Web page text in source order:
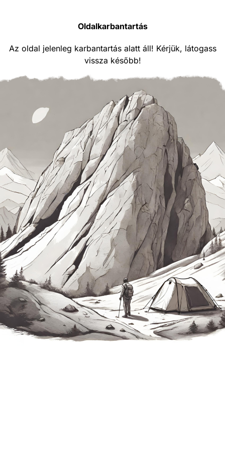
Oldalkarbantartás
Az oldal jelenleg karbantartás alatt áll! Kérjük, látogass
vissza később!